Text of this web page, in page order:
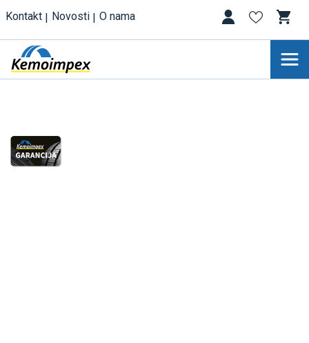
Kontakt Novosti O nama